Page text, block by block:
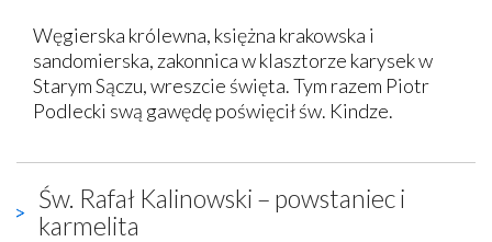
Węgierska królewna, księżna krakowska i
sandomierska, zakonnica w klasztorze karysek w
Starym Sączu, wreszcie święta. Tym razem Piotr
Podlecki swą gawędę poświęcił św. Kindze.
Św. Rafał Kalinowski – powstaniec i
karmelita